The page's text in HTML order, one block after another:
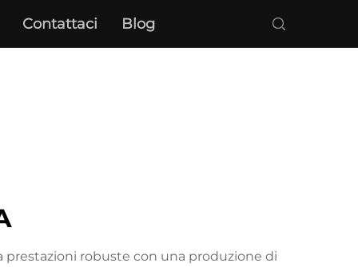
Contattaci Blog
prestazioni robuste con una produzione di